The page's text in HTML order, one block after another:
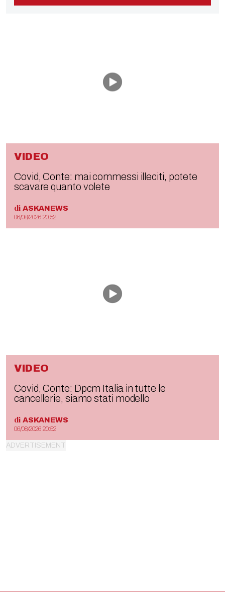
VIDEO
Covid, Conte: mai commessi illeciti, potete
scavare quanto volete
di ASKANEWS
06/08/2026 20:52
VIDEO
Covid, Conte: Dpcm Italia in tutte le
cancellerie, siamo stati modello
di ASKANEWS
06/08/2026 20:52